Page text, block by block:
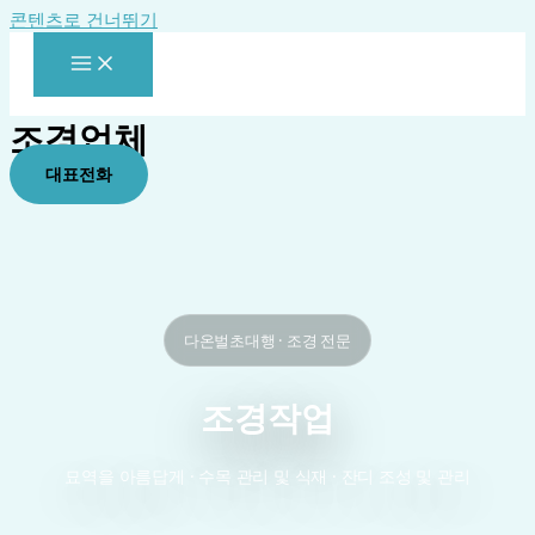
콘텐츠로 건너뛰기
조경업체
대표전화
다온벌초대행 · 조경 전문
조경작업
묘역을 아름답게 · 수목 관리 및 식재 · 잔디 조성 및 관리